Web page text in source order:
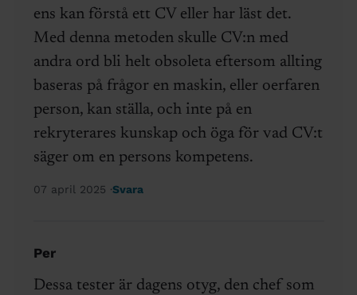
ens kan förstå ett CV eller har läst det.
Med denna metoden skulle CV:n med
andra ord bli helt obsoleta eftersom allting
baseras på frågor en maskin, eller oerfaren
person, kan ställa, och inte på en
rekryterares kunskap och öga för vad CV:t
säger om en persons kompetens.
07 april 2025 Svara
Per
Dessa tester är dagens otyg, den chef som